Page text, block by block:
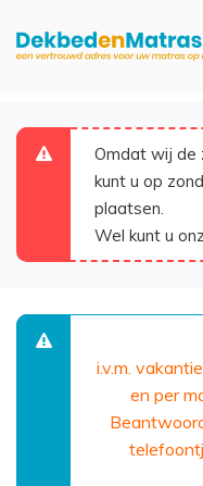
Omdat wij de
kunt u op
plaatsen.
Wel kunt u
i.v.m.
en per